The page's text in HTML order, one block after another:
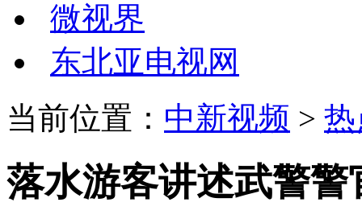
微视界
东北亚电视网
当前位置： 中新视频 >
落水游客讲述武警